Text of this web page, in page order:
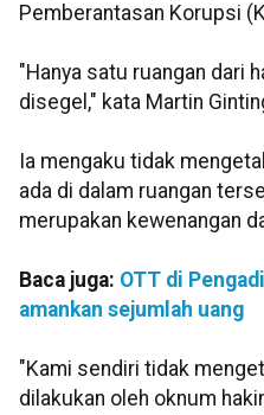
Pemberantasan Korupsi
"Hanya satu ruangan dari
disegel," kata Martin
Ia mengaku tidak
ada di dalam ruangan
merupakan kewenangan
Baca juga: OTT di
amankan sejumlah uang
"Kami sendiri tidak
dilakukan oleh oknum